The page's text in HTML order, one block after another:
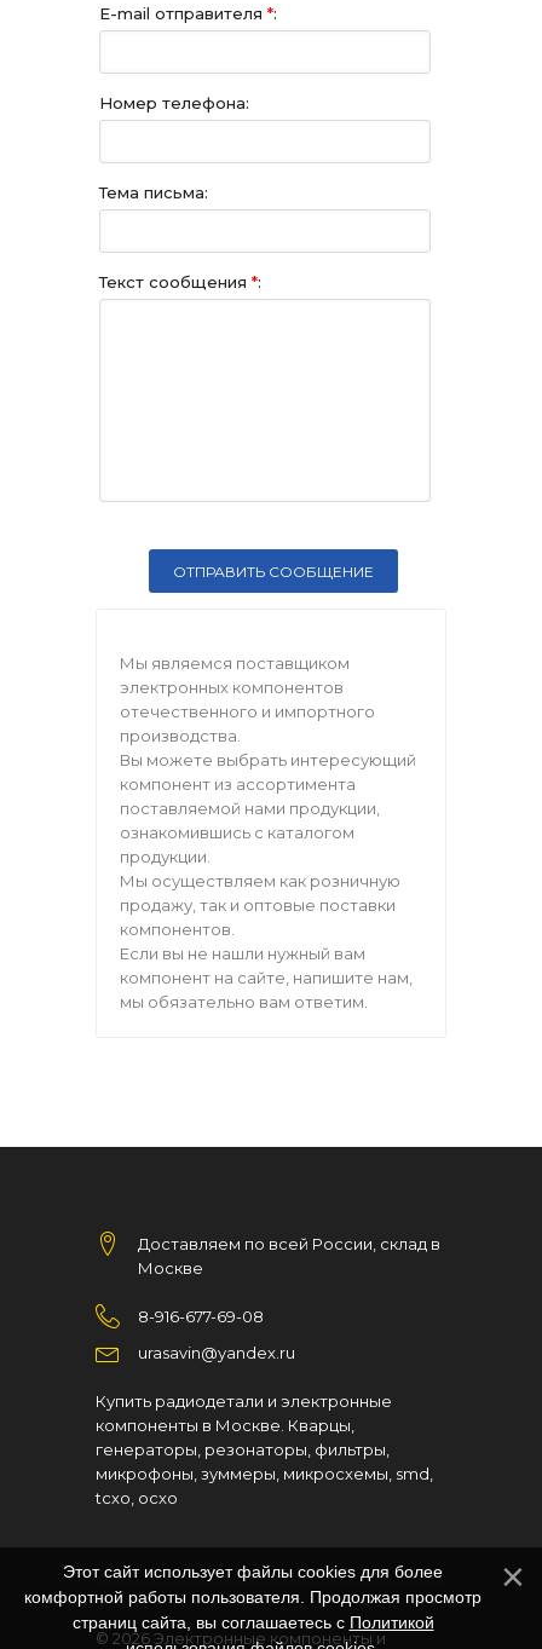
E-mail отправителя *:
Номер телефона:
Тема письма:
Текст сообщения *:
Мы являемся поставщиком
электронных компонентов
отечественного и импортного
производства.
Вы можете выбрать интересующий
компонент из ассортимента
поставляемой нами продукции,
ознакомившись с каталогом
продукции.
Мы осуществляем как розничную
продажу, так и оптовые поставки
компонентов.
Если вы не нашли нужный вам
компонент на сайте, напишите нам,
мы обязательно вам ответим.
Доставляем по всей России, склад в
Москве
8-916-677-69-08
urasavin@yandex.ru
Купить радиодетали и электронные
компоненты в Москве. Кварцы,
генераторы, резонаторы, фильтры,
микрофоны, зуммеры, микросхемы, smd,
tcxo, ocxo
© 2026Электронные компоненты и
Этот сайт использует файлы cookies для более
комфортной работы пользователя. Продолжая просмотр
страниц сайта, вы соглашаетесь с Политикой